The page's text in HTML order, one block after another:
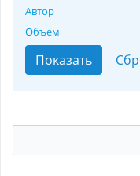
Автор
Объем